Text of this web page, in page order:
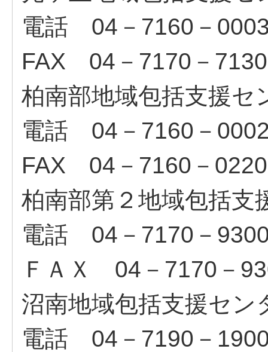
電話 04－7160－
FAX 04－7170－7130
柏南部地域包括支援セ
電話 04－7160－
FAX 04－7160－0220
柏南部第２地域包括支
電話 04－7170－
ＦＡＸ 04－7170－
沼南地域包括支援セン
電話 04－7190－